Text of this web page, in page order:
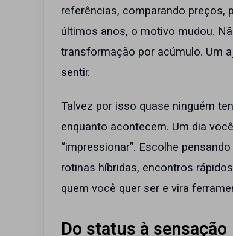
referências, comparando preços,
últimos anos, o motivo mudou.
transformação por acúmulo. Um
sentir.
Talvez por isso quase ninguém
enquanto acontecem. Um dia
“impressionar”. Escolhe
rotinas híbridas, encontros
quem você quer ser e vira
Do status à sensação